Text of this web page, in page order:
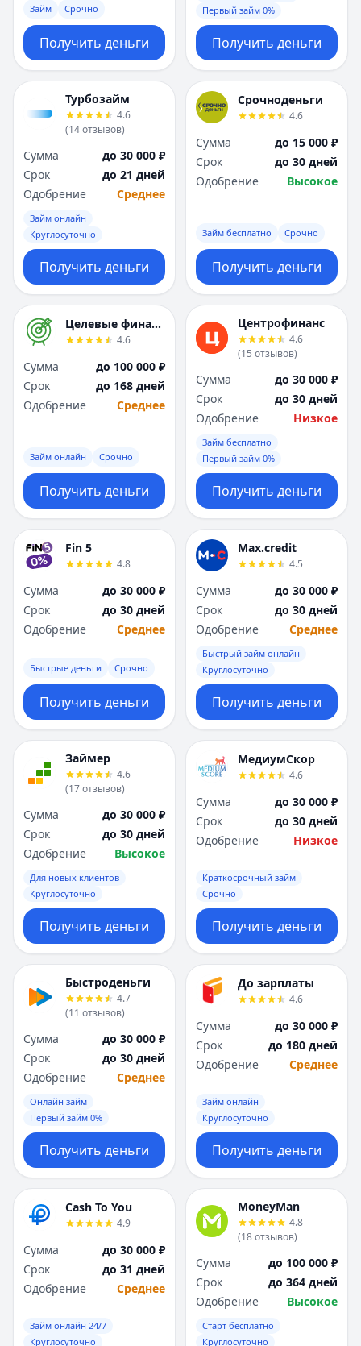
Займ Срочно
Получить деньги
Первый займ 0%
Получить деньги
Турбозайм
4.6
(14отзывов)
Сумма
до 30 000 ₽
Срок
до 21 дней
Одобрение
Среднее
Займ онлайн
Круглосуточно
Получить деньги
Срочноденьги
4.6
Сумма
до 15 000 ₽
Срок
до 30 дней
Одобрение
Высокое
Займ бесплатно Срочно
Получить деньги
Целевые финансы
4.6
Сумма
до 100 000 ₽
Срок
до 168 дней
Одобрение
Среднее
Займ онлайн Срочно
Получить деньги
Центрофинанс
4.6
(15 отзывов)
Сумма
до 30 000 ₽
Срок
до 30 дней
Одобрение
Низкое
Займ бесплатно
Первый займ 0%
Получить деньги
Fin 5
4.8
Сумма
до 30 000 ₽
Срок
до 30 дней
Одобрение
Среднее
Быстрые деньги Срочно
Получить деньги
Max.credit
4.5
Сумма
до 30 000 ₽
Срок
до 30 дней
Одобрение
Среднее
Быстрый займ онлайн
Круглосуточно
Получить деньги
Займер
4.6
(17отзывов)
Сумма
до 30 000 ₽
Срок
до 30 дней
Одобрение
Высокое
Для новых клиентов
Круглосуточно
Получить деньги
МедиумСкор
4.6
Сумма
до 30 000 ₽
Срок
до 30 дней
Одобрение
Низкое
Краткосрочный займ
Срочно
Получить деньги
Быстроденьги
4.7
(11 отзывов)
Сумма
до 30 000 ₽
Срок
до 30 дней
Одобрение
Среднее
Онлайн займ
Первый займ 0%
Получить деньги
До зарплаты
4.6
Сумма
до 30 000 ₽
Срок
до 180 дней
Одобрение
Среднее
Займ онлайн
Круглосуточно
Получить деньги
Cash To You
4.9
Сумма
до 30 000 ₽
Срок
до 31 дней
Одобрение
Среднее
Займ онлайн 24/7
Круглосуточно
MoneyMan
4.8
(18отзывов)
Сумма
до 100 000 ₽
Срок
до 364 дней
Одобрение
Высокое
Старт бесплатно
Круглосуточно